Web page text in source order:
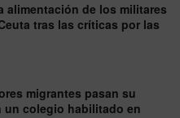
alimentación de los militares
tras las críticas por las
migrantes pasan su
un colegio habilitado en